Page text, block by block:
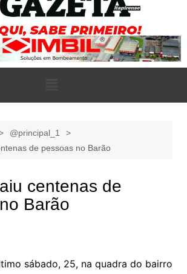
@principal_1
de pessoas no Barão
centenas de
Barão
sábado, 25, na quadra do bairro